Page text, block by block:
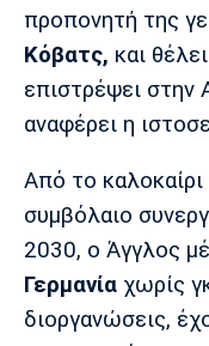
Ίντερ
Μπορούσια
Μονακό
προπονητή της
Κόβατς, και
επιστρέψει στην
αναφέρει η
Από το
συμβόλαιο
2030, ο Άγγλος
Γερμανία χωρίς
διοργανώσεις,